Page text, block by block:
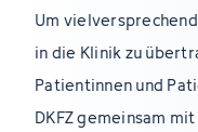
Um
in die Klinik zu
Patientinnen und
DKFZ gemeinsam